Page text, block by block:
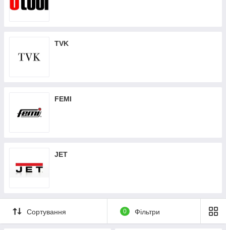
TVK
FEMI
JET
Сортування 0 Фільтри